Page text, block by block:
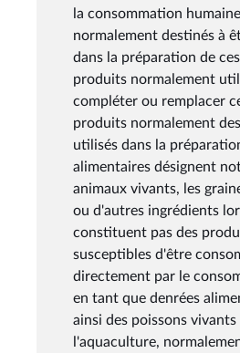
la consommation
normalement destinés à
dans la préparation de
produits normalement
compléter ou remplacer
produits normalement
utilisés dans la
alimentaires désignent
animaux vivants, les
ou d'autres ingrédients
constituent pas des
susceptibles d'être
directement par le
en tant que denrées
ainsi des poissons vivants
l'aquaculture,